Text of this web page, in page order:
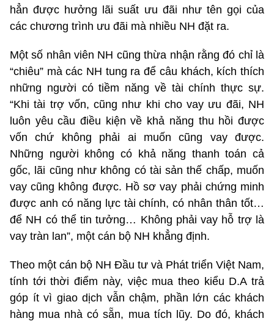
hẳn được hưởng lãi suất ưu đãi như tên gọi của
các chương trình ưu đãi mà nhiều NH đặt ra.
Một số nhân viên NH cũng thừa nhận rằng đó chỉ là
“chiêu” mà các NH tung ra để câu khách, kích thích
những người có tiềm năng về tài chính thực sự.
“Khi tài trợ vốn, cũng như khi cho vay ưu đãi, NH
luôn yêu cầu điều kiện về khả năng thu hồi được
vốn chứ không phải ai muốn cũng vay được.
Những người không có khả năng thanh toán cả
gốc, lãi cũng như không có tài sản thế chấp, muốn
vay cũng không được. Hồ sơ vay phải chứng minh
được anh có năng lực tài chính, có nhân thân tốt…
để NH có thể tin tưởng… Không phải vay hỗ trợ là
vay tràn lan”, một cán bộ NH khẳng định.
Theo một cán bộ NH Đầu tư và Phát triển Việt Nam,
tính tới thời điểm này, việc mua theo kiểu D.A trả
góp ít vì giao dịch vẫn chậm, phần lớn các khách
hàng mua nhà có sẵn, mua tích lũy. Do đó, khách